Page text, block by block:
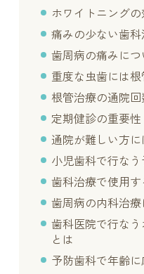
ホワイトニングの
痛みの少ない歯
歯周病の痛みにつ
重度な虫歯には
根管治療の通院回
定期健診の重要性
通院が難しい方
小児歯科で行な
歯科治療で使用
歯周病の内科治療
歯科医院で行な
とは
予防歯科で年齢